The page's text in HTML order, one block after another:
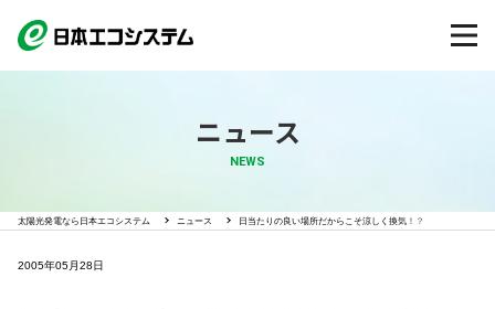
ニュース
NEWS
太陽光発電なら日本エコシステム ニュース 日当たりの良い場所だからこそ涼しく換気！？
2005年05月28日